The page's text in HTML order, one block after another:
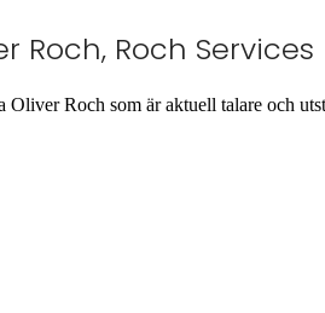
Roch, Roch Services
Oliver Roch som är aktuell talare och